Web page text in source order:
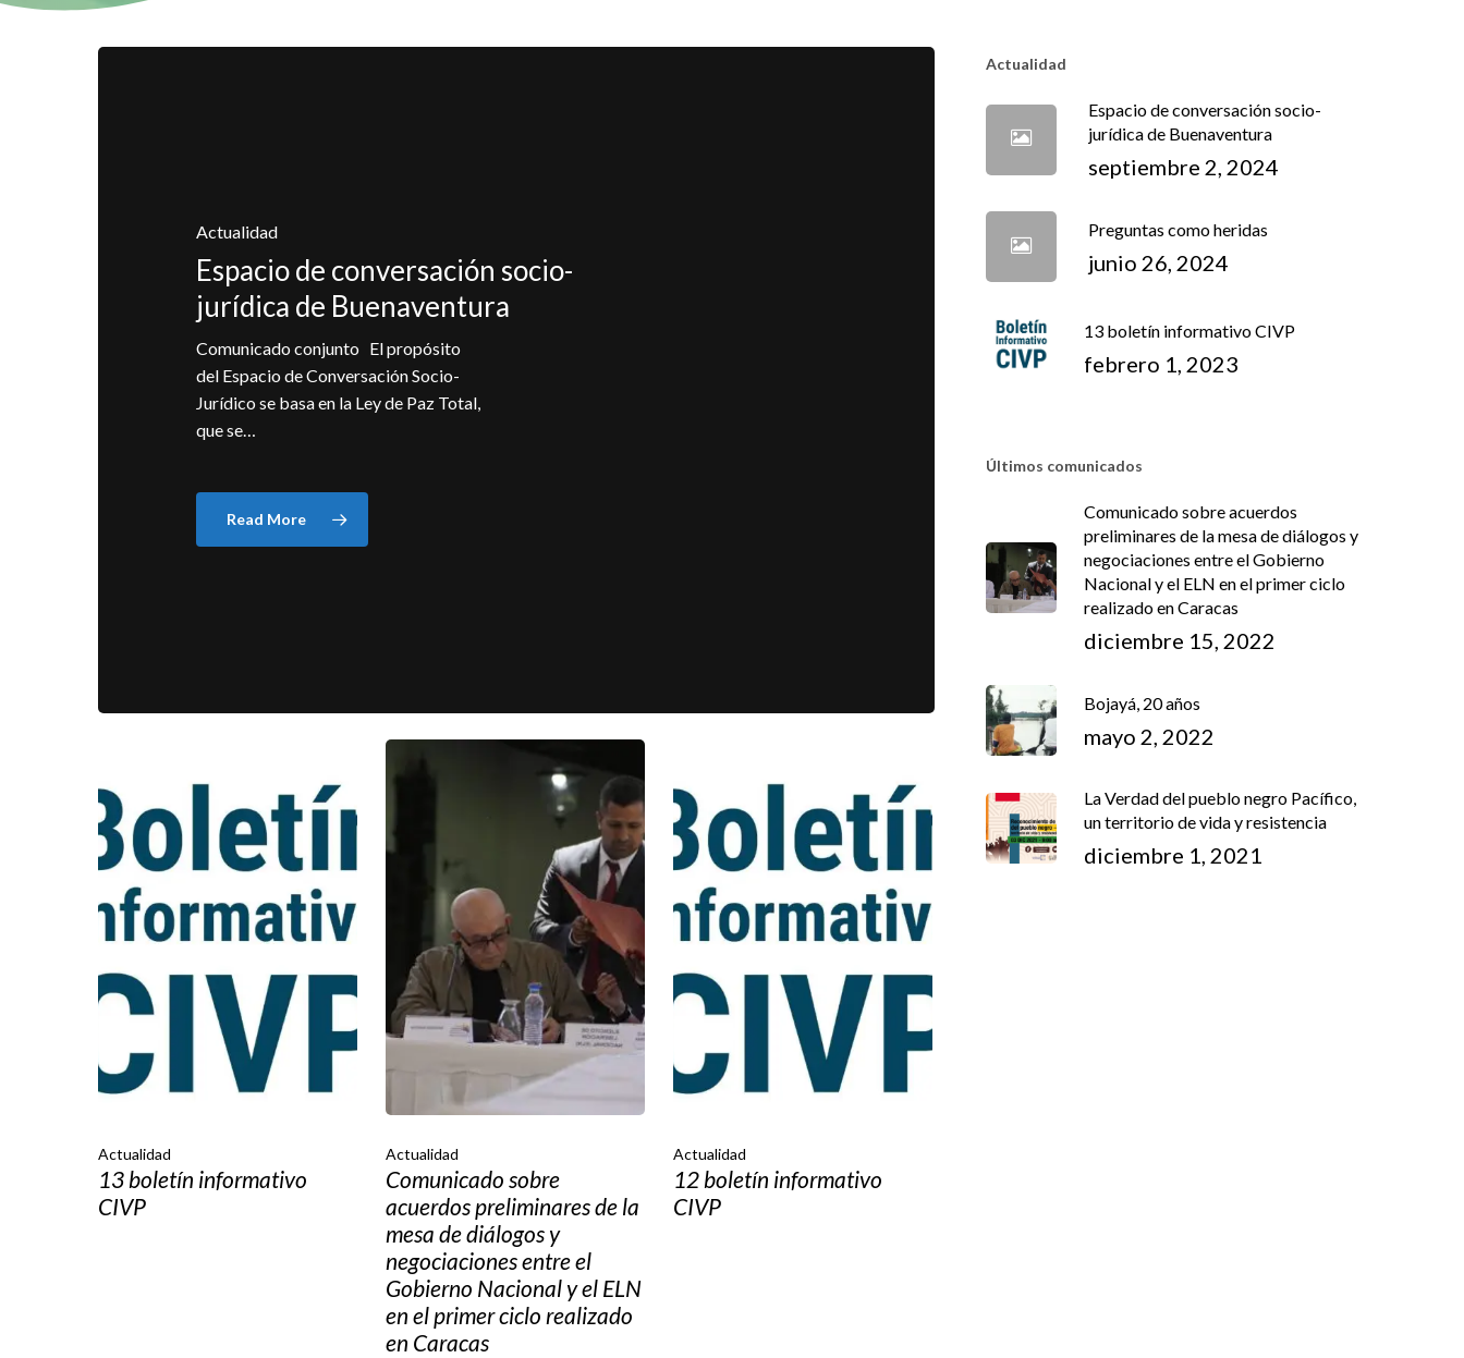
Actualidad
Espacio de conversación socio-
jurídica de Buenaventura
Comunicado conjunto El propósito
del Espacio de Conversación Socio-
Jurídico se basa en la Ley de Paz Total,
que se…
Read More
Actualidad
13 boletín informativo
CIVP
Actualidad
Comunicado sobre
acuerdos preliminares de la
mesa de diálogos y
negociaciones entre el
Gobierno Nacional y el ELN
en el primer ciclo realizado
en Caracas
Actualidad
12 boletín informativo
CIVP
Actualidad
Espacio de conversación socio-
jurídica de Buenaventura
septiembre 2, 2024
Preguntas como heridas
junio 26, 2024
13 boletín informativo CIVP
febrero 1, 2023
Últimos comunicados
Comunicado sobre acuerdos
preliminares de la mesa de diálogos y
negociaciones entre el Gobierno
Nacional y el ELN en el primer ciclo
realizado en Caracas
diciembre 15, 2022
Bojayá, 20 años
mayo 2, 2022
La Verdad del pueblo negro Pacífico,
un territorio de vida y resistencia
diciembre 1, 2021